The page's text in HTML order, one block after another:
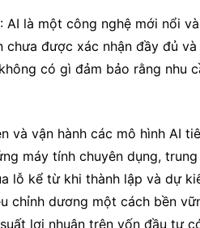
: AI là một công nghệ mới nổi
được xác nhận đầy đủ
có gì đảm bảo rằng nhu
và vận hành các mô hình AI
máy tính chuyên dụng,
lỗ kể từ khi thành lập và dự
chỉnh dương một cách bền
lợi nhuận trên vốn đầu tư